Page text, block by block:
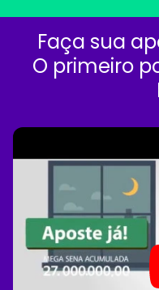
Faça sua
O primeiro